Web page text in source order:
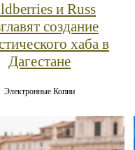
и Russ
создание
хаба в
Дагестане
Электронные Копии